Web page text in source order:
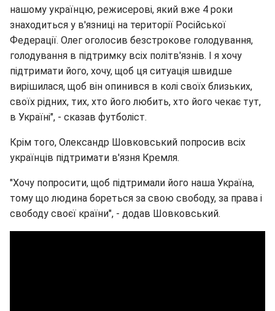
нашому українцю, режисерові, який вже 4 роки
знаходиться у в'язниці на території Російської
Федерації. Олег оголосив безстрокове голодування,
голодування в підтримку всіх політв'язнів. І я хочу
підтримати його, хочу, щоб ця ситуація швидше
вирішилася, щоб він опинився в колі своїх близьких,
своїх рідних, тих, хто його любить, хто його чекає тут,
в Україні", - сказав футболіст.
Крім того, Олександр Шовковський попросив всіх
українців підтримати в'язня Кремля.
"Хочу попросити, щоб підтримали його наша Україна,
тому що людина бореться за свою свободу, за права і
свободу своєї країни", - додав Шовковський.